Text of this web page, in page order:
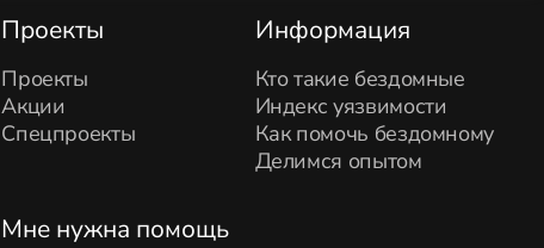
Проекты
Проекты
Акции
Спецпроекты
Информация
Кто такие бездомные
Индекс уязвимости
Как помочь бездомному
Делимся опытом
Мне нужна помощь